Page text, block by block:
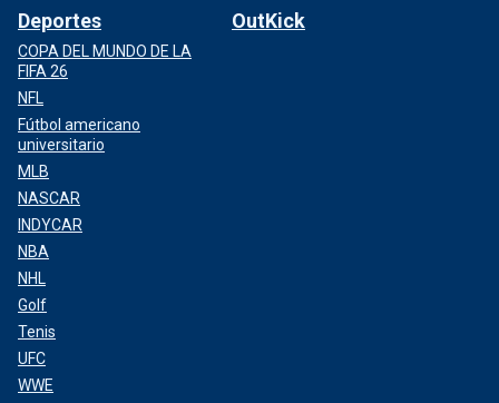
Deportes
COPA DEL MUNDO DE LA
FIFA 26
NFL
Fútbol americano
universitario
MLB
NASCAR
INDYCAR
NBA
NHL
Golf
Tenis
UFC
WWE
OutKick